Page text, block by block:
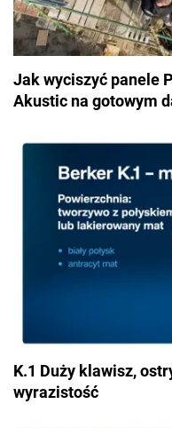
Jak wyciszyć panele
Akustic na gotowym
K.1 Duży klawisz,
wyrazistość